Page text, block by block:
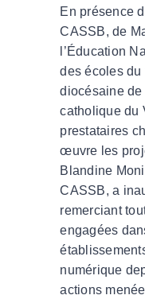
En présence
CASSB, de
l’Éducation
des écoles du
diocésaine de
catholique du
prestataires
œuvre les
Blandine
CASSB, a
remerciant
engagées
numérique
actions